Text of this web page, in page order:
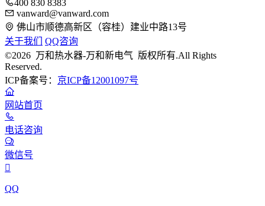
400 830 8383
vanward@vanward.com
佛山市顺德高新区（容桂）建业中路13号
关于我们
QQ咨询
©2026 万和热水器-万和新电气 版权所有.All Rights
Reserved.
ICP备案号： 京ICP备12001097号
网站首页
电话咨询
微信号

QQ